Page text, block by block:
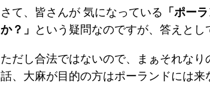
さて、皆さんが 気になっている 「ポー
か？」
という疑問なのですが、答えとし
ただし合法ではないので、まぁそれな
話、 大麻が目的の方はポーランドには来